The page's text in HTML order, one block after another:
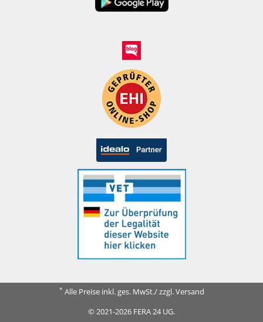
* Alle Preise inkl. ges. MwSt./ zzgl. Versand
© 2021-2026 FERA 24 UG.